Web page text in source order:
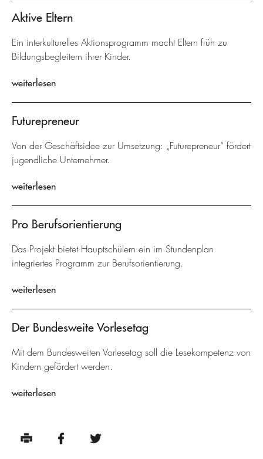
Aktive Eltern
Ein interkulturelles Aktionsprogramm macht Eltern früh zu
Bildungsbegleitern ihrer Kinder.
weiterlesen
Futurepreneur
Von der Geschäftsidee zur Umsetzung: „Futurepreneur“ fördert
jugendliche Unternehmer.
weiterlesen
Pro Berufsorientierung
Das Projekt bietet Hauptschülern ein im Stundenplan
integriertes Programm zur Berufsorientierung.
weiterlesen
Der Bundesweite Vorlesetag
Mit dem Bundesweiten Vorlesetag soll die Lesekompetenz von
Kindern gefördert werden.
weiterlesen